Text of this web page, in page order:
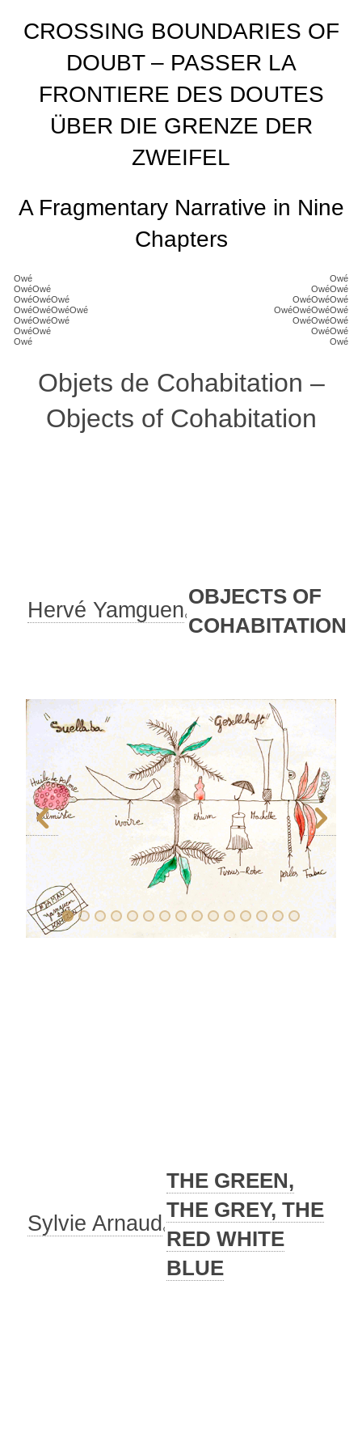
CROSSING BOUNDARIES OF
DOUBT – PASSER LA
FRONTIERE DES DOUTES
ÜBER DIE GRENZE DER
ZWEIFEL
A Fragmentary Narrative in Nine
Chapters
Owé
Owé
OwéOwé
OwéOwé
OwéOwéOwé
OwéOwéOwé
OwéOwéOwéOwé
OwéOwéOwéOwé
OwéOwéOwé
OwéOwéOwé
OwéOwé
OwéOwé
Owé
Owé
Objets de Cohabitation –
Objects of Cohabitation
Hervé Yamguen
OBJECTS OF
COHABITATION
Sylvie Arnaud
THE GREEN,
THE GREY, THE
RED WHITE
BLUE